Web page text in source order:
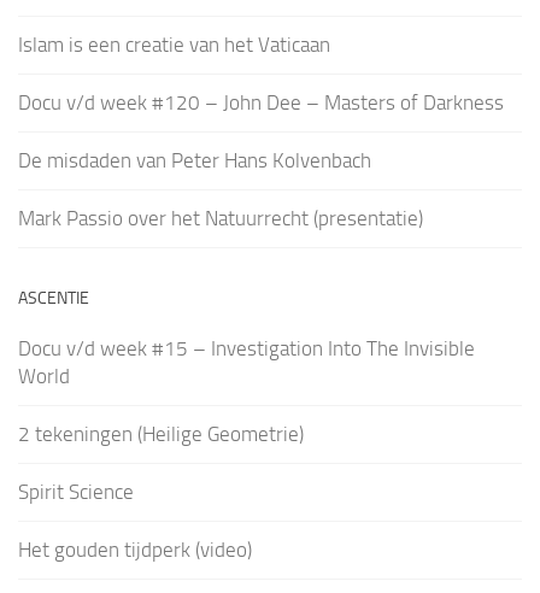
Islam is een creatie van het Vaticaan
Docu v/d week #120 – John Dee – Masters of Darkness
De misdaden van Peter Hans Kolvenbach
Mark Passio over het Natuurrecht (presentatie)
ASCENTIE
Docu v/d week #15 – Investigation Into The Invisible
World
2 tekeningen (Heilige Geometrie)
Spirit Science
Het gouden tijdperk (video)